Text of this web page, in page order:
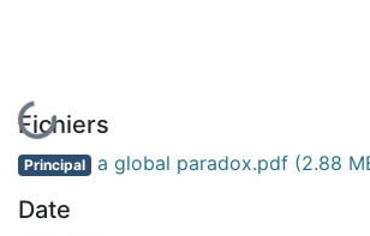
En cours de chargement...
Fichiers
Principal a global paradox.pdf (2.88
Date